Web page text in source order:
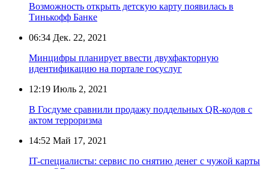
Возможность открыть детскую карту появилась в
Тинькофф Банке
06:34 Дек. 22, 2021
Минцифры планирует ввести двухфакторную
идентификацию на портале госуслуг
12:19 Июль 2, 2021
В Госдуме сравнили продажу поддельных QR-кодов с
актом терроризма
14:52 Май 17, 2021
IT-специалисты: сервис по снятию денег с чужой карты